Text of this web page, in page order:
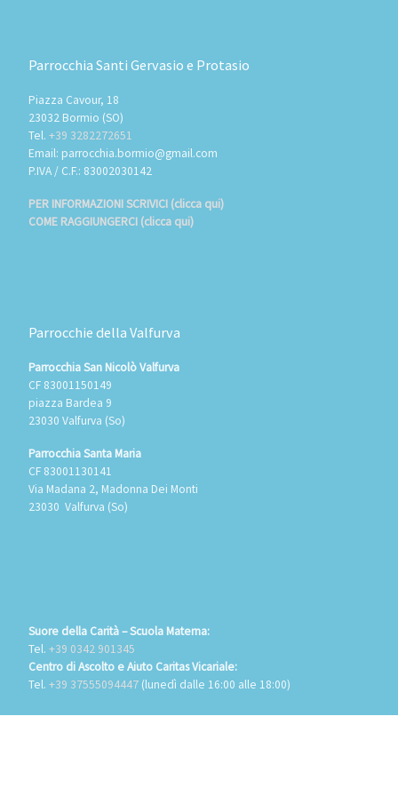
Parrocchia Santi Gervasio e Protasio
Piazza Cavour, 18
23032 Bormio (SO)
Tel. +39 3282272651
Email: parrocchia.bormio@gmail.com
P.IVA / C.F.: 83002030142
PER INFORMAZIONI SCRIVICI (clicca qui)
COME RAGGIUNGERCI (clicca qui)
Parrocchie della Valfurva
Parrocchia San Nicolò Valfurva
CF 83001150149
piazza Bardea 9
23030 Valfurva (So)
Parrocchia Santa Maria
CF 83001130141
Via Madana 2, Madonna Dei Monti
23030 Valfurva (So)
Suore della Carità – Scuola Materna:
Tel. +39 0342 901345
Centro di Ascolto e Aiuto Caritas Vicariale:
Tel. +39 37555094447(lunedì dalle 16:00 alle 18:00)
PRIVACY:Privacy Policy Cookies